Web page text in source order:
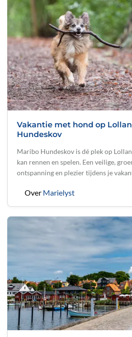
Vakantie met hond op
Hundeskov
Maribo Hundeskov is dé plek op
kan rennen en spelen. Een veilige,
ontspanning en plezier tijdens je
Over Marielyst